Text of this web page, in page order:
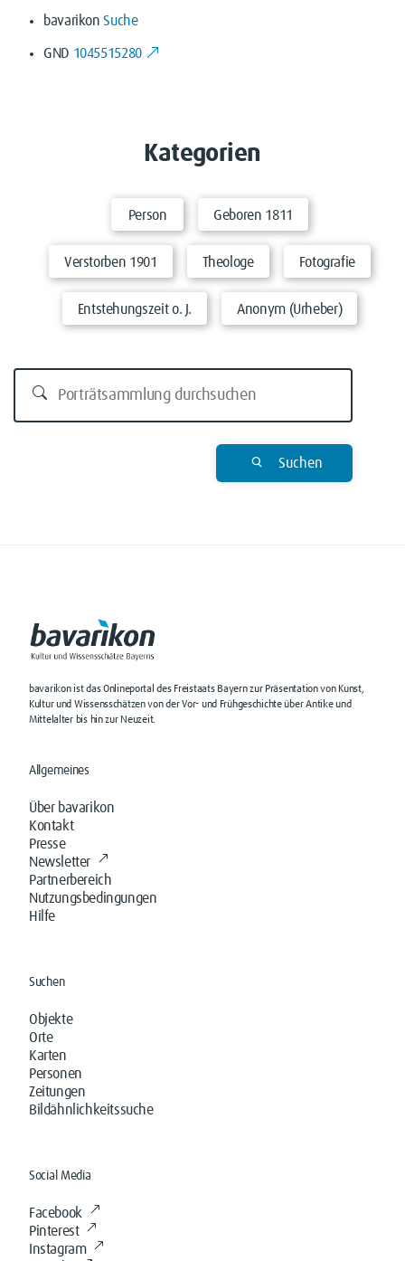
bavarikonSuche
GND 1045515280
Kategorien
Person Geboren 1811
Verstorben 1901 Theologe Fotografie
Entstehungszeit o. J. Anonym (Urheber)
Suchen
bavarikon ist das Onlineportal des Freistaats Bayern zur Präsentation von Kunst,
Kultur und Wissensschätzen von der Vor- und Frühgeschichte über Antike und
Mittelalter bis hin zur Neuzeit.
Allgemeines
Über bavarikon
Kontakt
Presse
Newsletter
Partnerbereich
Nutzungsbedingungen
Hilfe
Suchen
Objekte
Orte
Karten
Personen
Zeitungen
Bildähnlichkeitssuche
Social Media
Facebook
Pinterest
Instagram